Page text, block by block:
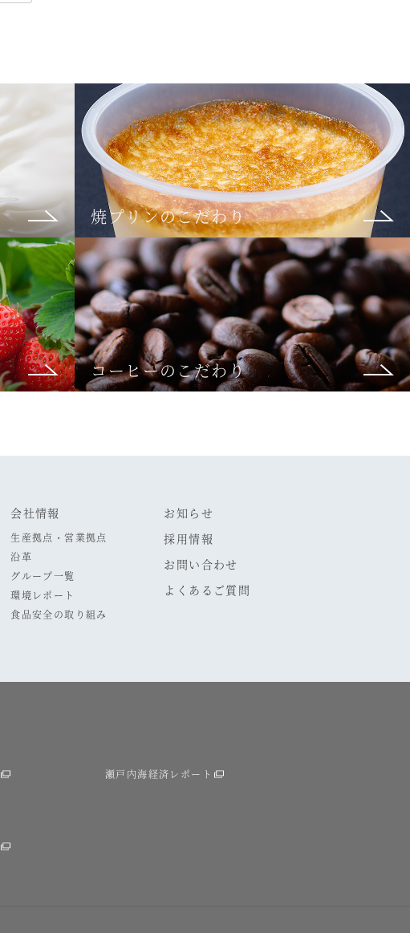
焼プリンのこだわり
コーヒーのこだわり
会社情報
生産拠点・営業拠点
沿革
グループ一覧
環境レポート
食品安全の取り組み
お知らせ
採用情報
お問い合わせ
よくあるご質問
瀬戸内海経済レポート